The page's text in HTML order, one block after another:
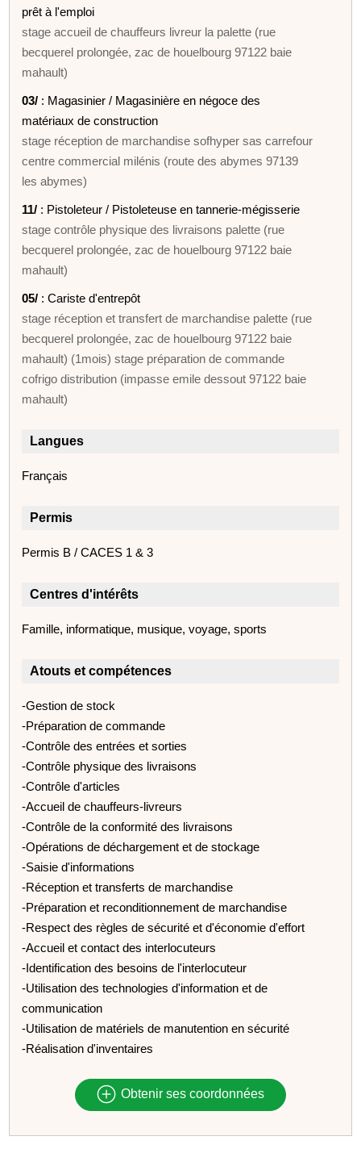
prêt à l'emploi
stage accueil de chauffeurs livreur la palette (rue
becquerel prolongée, zac de houelbourg 97122 baie
mahault)
03/ : Magasinier / Magasinière en négoce des
matériaux de construction
stage réception de marchandise sofhyper sas carrefour
centre commercial milénis (route des abymes 97139
les abymes)
11/ : Pistoleteur / Pistoleteuse en tannerie-mégisserie
stage contrôle physique des livraisons palette (rue
becquerel prolongée, zac de houelbourg 97122 baie
mahault)
05/ : Cariste d'entrepôt
stage réception et transfert de marchandise palette (rue
becquerel prolongée, zac de houelbourg 97122 baie
mahault) (1mois) stage préparation de commande
cofrigo distribution (impasse emile dessout 97122 baie
mahault)
Langues
Français
Permis
Permis B / CACES 1 & 3
Centres d'intérêts
Famille, informatique, musique, voyage, sports
Atouts et compétences
-Gestion de stock
-Préparation de commande
-Contrôle des entrées et sorties
-Contrôle physique des livraisons
-Contrôle d'articles
-Accueil de chauffeurs-livreurs
-Contrôle de la conformité des livraisons
-Opérations de déchargement et de stockage
-Saisie d'informations
-Réception et transferts de marchandise
-Préparation et reconditionnement de marchandise
-Respect des règles de sécurité et d'économie d'effort
-Accueil et contact des interlocuteurs
-Identification des besoins de l'interlocuteur
-Utilisation des technologies d'information et de
communication
-Utilisation de matériels de manutention en sécurité
-Réalisation d'inventaires
Obtenir ses coordonnées